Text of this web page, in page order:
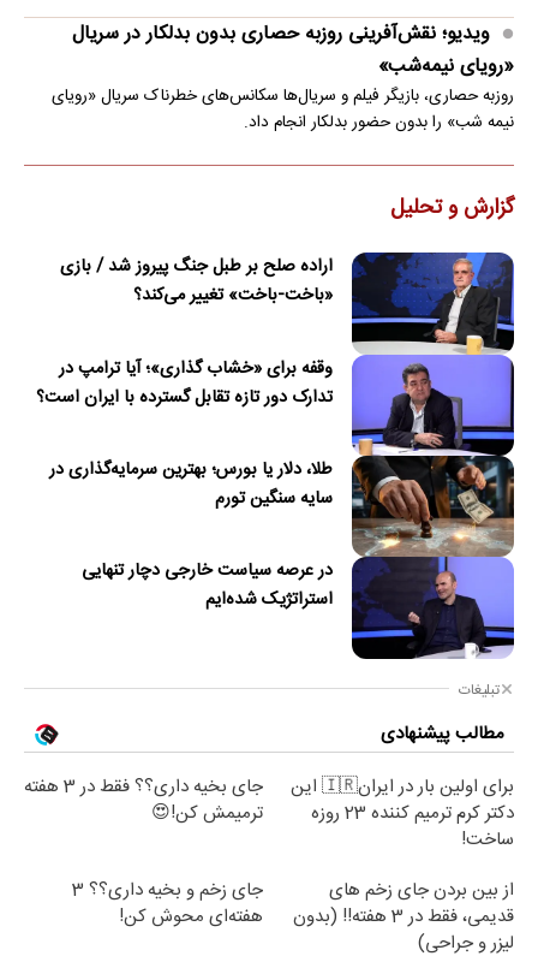
ویدیو؛ نقش‌آفرینی روزبه حصاری بدون بدلکار در سریال
«رویای نیمه‌شب»
روزبه حصاری، بازیگر فیلم و سریال‌ها سکانس‌های خطرناک سریال «رویای
نیمه شب» را بدون حضور بدلکار انجام داد.
گزارش و تحلیل
اراده صلح بر طبل جنگ پیروز شد / بازی
«باخت-باخت» تغییر می‌کند؟
وقفه برای «خشاب گذاری»؛ آیا ترامپ در
تدارک دور تازه تقابل گسترده با ایران است؟
طلا، دلار یا بورس؛ بهترین سرمایه‌گذاری در
سایه سنگین تورم
در عرصه سیاست خارجی دچار تنهایی
استراتژیک شده‌ایم
تبلیغات
مطالب پیشنهادی
برای اولین بار در ایران🇮🇷 این
دکتر کرم ترمیم کننده 23 روزه
ساخت!
جای بخیه داری؟؟ فقط در 3 هفته
ترمیمش کن!😍
از بین بردن جای زخم های
قدیمی، فقط در 3 هفته!! (بدون
لیزر و جراحی)
جای زخم و بخیه داری؟؟ 3
هفته‌ای محوش کن!